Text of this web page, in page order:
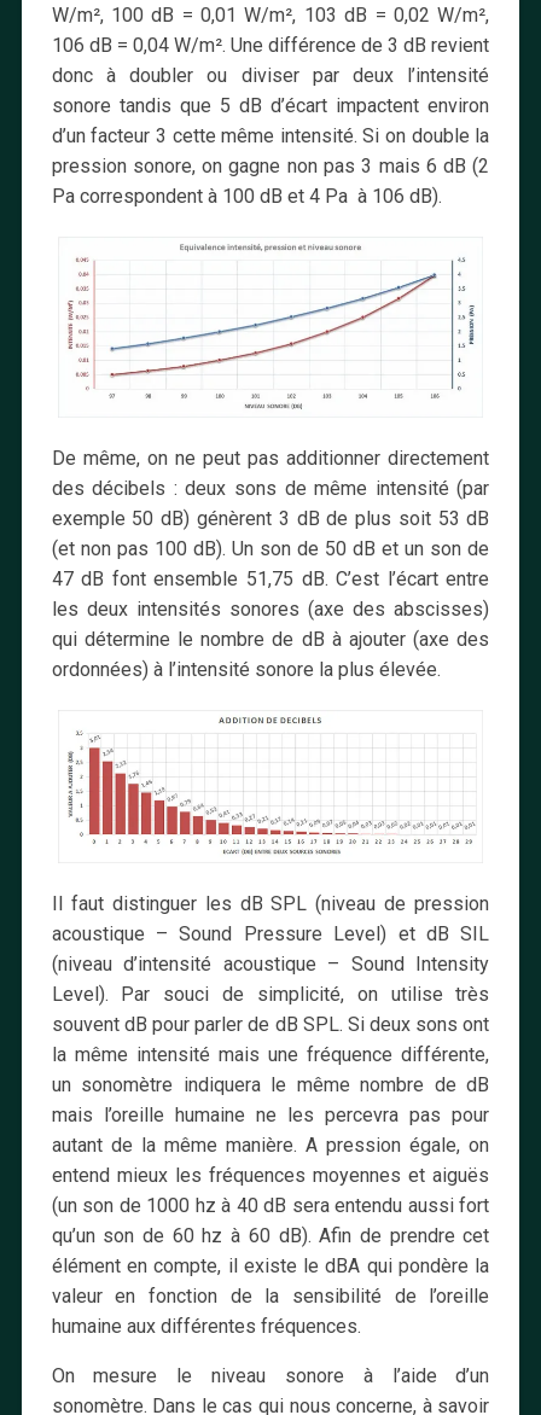
W/m², 100 dB = 0,01 W/m², 103 dB = 0,02 W/m²,
106 dB = 0,04 W/m². Une différence de 3 dB revient
donc à doubler ou diviser par deux l’intensité
sonore tandis que 5 dB d’écart impactent environ
d’un facteur 3 cette même intensité. Si on double la
pression sonore, on gagne non pas 3 mais 6 dB (2
Pa correspondent à 100 dB et 4 Pa à 106 dB).
De même, on ne peut pas additionner directement
des décibels : deux sons de même intensité (par
exemple 50 dB) génèrent 3 dB de plus soit 53 dB
(et non pas 100 dB). Un son de 50 dB et un son de
47 dB font ensemble 51,75 dB. C’est l’écart entre
les deux intensités sonores (axe des abscisses)
qui détermine le nombre de dB à ajouter (axe des
ordonnées) à l’intensité sonore la plus élevée.
Il faut distinguer les dB SPL (niveau de pression
acoustique – Sound Pressure Level) et dB SIL
(niveau d’intensité acoustique – Sound Intensity
Level). Par souci de simplicité, on utilise très
souvent dB pour parler de dB SPL. Si deux sons ont
la même intensité mais une fréquence différente,
un sonomètre indiquera le même nombre de dB
mais l’oreille humaine ne les percevra pas pour
autant de la même manière. A pression égale, on
entend mieux les fréquences moyennes et aiguës
(un son de 1000 hz à 40 dB sera entendu aussi fort
qu’un son de 60 hz à 60 dB). Afin de prendre cet
élément en compte, il existe le dBA qui pondère la
valeur en fonction de la sensibilité de l’oreille
humaine aux différentes fréquences.
On mesure le niveau sonore à l’aide d’un
sonomètre. Dans le cas qui nous concerne, à savoir